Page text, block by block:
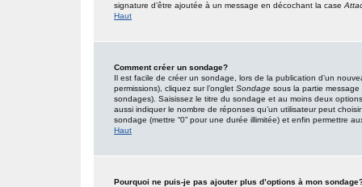
signature d’être ajoutée à un message en décochant la case
Haut
Comment créer un sondage?
Il est facile de créer un sondage, lors de la publication d’un
permissions), cliquez sur l’onglet Sondage sous la partie
sondages). Saisissez le titre du sondage et au moins deux
aussi indiquer le nombre de réponses qu’un utilisateur peut
sondage (mettre “0” pour une durée illimitée) et enfin permettre
Haut
Pourquoi ne puis-je pas ajouter plus d’options à mon